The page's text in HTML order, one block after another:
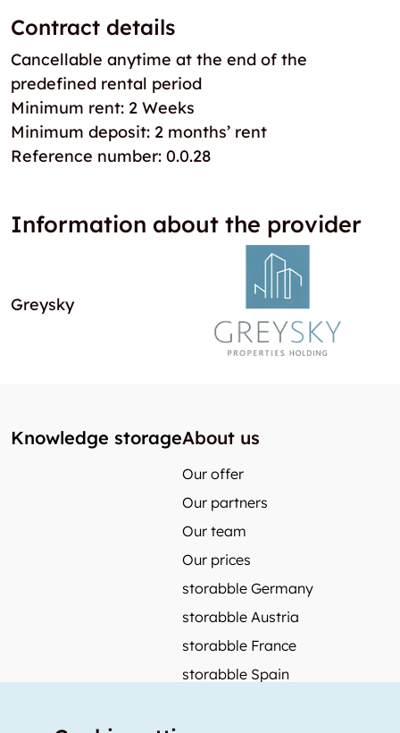
Contract details
Cancellable anytime at the end of the
predefined rental period
Minimum rent: 2 Weeks
Minimum deposit: 2 months’ rent
Reference number: 0.0.28
Information about the provider
Greysky
Knowledge storageAbout us
Our offer
Our partners
Our team
Our prices
storabble Germany
storabble Austria
storabble France
storabble Spain